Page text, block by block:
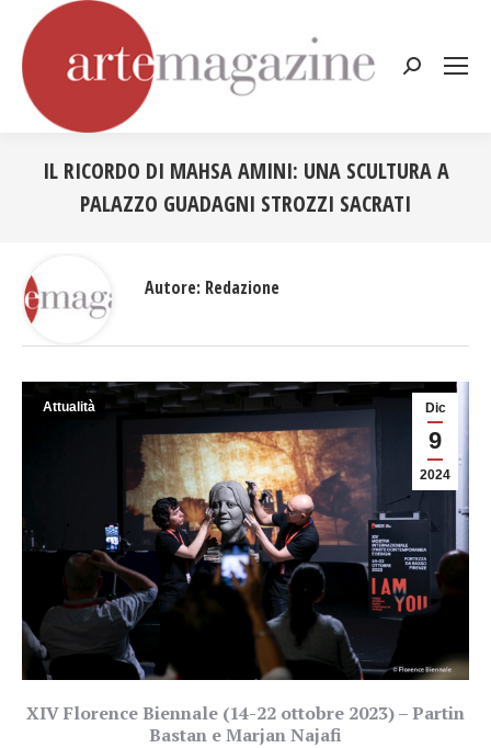
Cerca:
IL RICORDO DI MAHSA AMINI: UNA SCULTURA A
PALAZZO GUADAGNI STROZZI SACRATI
Dic
9
2024
Attualità
XIV Florence Biennale (14-22 ottobre 2023) – Partin
Bastan e Marjan Najafi
Autore: Redazione